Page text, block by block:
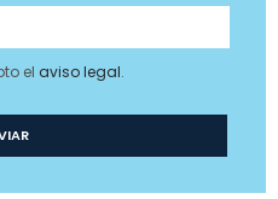
el aviso legal.